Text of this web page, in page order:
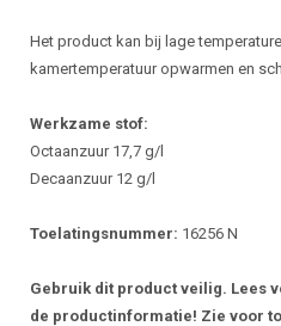
Het product kan bij lage
kamertemperatuur opwarmen en
Werkzame stof:
Octaanzuur 17,7 g/l
Decaanzuur 12 g/l
Toelatingsnummer: 16256 N
Gebruik dit product veilig. Lees
de productinformatie! Zie voor